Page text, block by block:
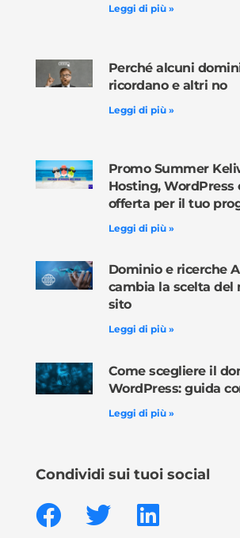
Leggi di più »
Perché alcuni
ricordano e altri no
Leggi di più »
Promo Summer
Hosting, WordPress
offerta per il tuo
Leggi di più »
Dominio e ricerche
cambia la scelta del
sito
Leggi di più »
Come scegliere il
WordPress: guida
Leggi di più »
Condividi sui tuoi social